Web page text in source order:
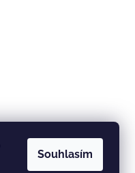
Souhlasím